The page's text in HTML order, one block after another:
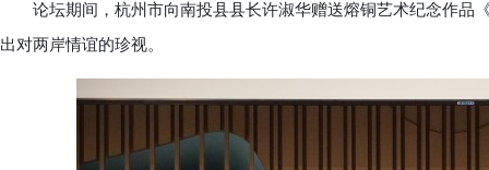
论坛期间，杭州市向南投县县长许淑华赠送熔铜艺术纪念作品
出对两岸情谊的珍视。